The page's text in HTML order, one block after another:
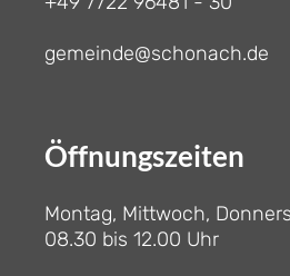
gemeinde@schonach.de
Öffnungszeiten
Montag, Mittwoch,
08.30 bis 12.00 Uhr